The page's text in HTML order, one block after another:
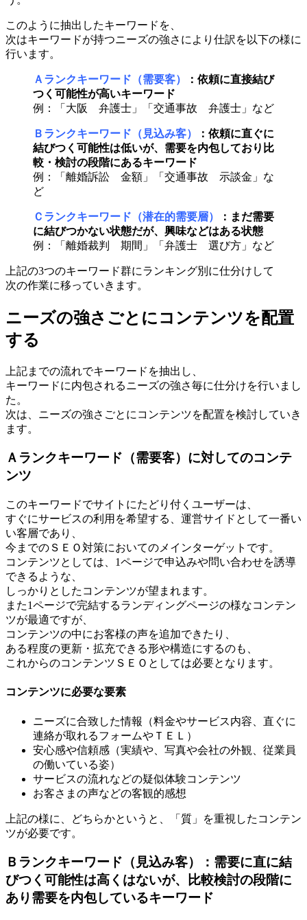
このように抽出したキーワードを、
次はキーワードが持つニーズの強さにより仕訳を以下の様に
行います。
Ａランクキーワード（需要客）
：依頼に直接結び
つく可能性が高いキーワード
例：「大阪 弁護士」「交通事故 弁護士」など
Ｂランクキーワード（見込み客）
：依頼に直ぐに
結びつく可能性は低いが、需要を内包しており 比
較・検討の段階にあるキーワード
例：「離婚訴訟 金額」「交通事故 示談金」な
ど
Ｃランクキーワード（潜在的需要層）
：まだ需要
に結びつかない状態だが、興味などはある状態
例：「離婚裁判 期間」「弁護士 選び方」など
上記の3つのキーワード群にランキング別に仕分けして
次の作業に移っていきます。
ニーズの強さごとにコンテンツを配置
する
上記までの流れでキーワードを抽出し、
キーワードに内包されるニーズの強さ毎に仕分けを行いまし
た。
次は、ニーズの強さごとにコンテンツを配置を検討していき
ます。
Ａランクキーワード（需要客）に対してのコンテ
ンツ
このキーワードでサイトにたどり付くユーザーは、
すぐにサービスの利用を希望する、運営サイドとして一番い
い客層であり、
今までのＳＥＯ対策においてのメインターゲットです。
コンテンツとしては、1ページで申込みや問い合わせを誘導
できるような、
しっかりとしたコンテンツが望まれます。
また1ページで完結するランディングページの様なコンテン
ツが最適ですが、
コンテンツの中にお客様の声を追加できたり、
ある程度の更新・拡充できる形や構造にするのも、
これからのコンテンツＳＥＯとしては必要となります。
コンテンツに必要な要素
ニーズに合致した情報（料金やサービス内容、直ぐに
連絡が取れるフォームやＴＥＬ）
安心感や信頼感（実績や、写真や会社の外観、従業員
の働いている姿）
サービスの流れなどの疑似体験コンテンツ
お客さまの声などの客観的感想
上記の様に、どちらかというと、「質」を重視したコンテン
ツが必要です。
Ｂランクキーワード（見込み客）：需要に直に結
びつく可能性は高くはないが、比較検討の段階に
あり需要を内包しているキーワード